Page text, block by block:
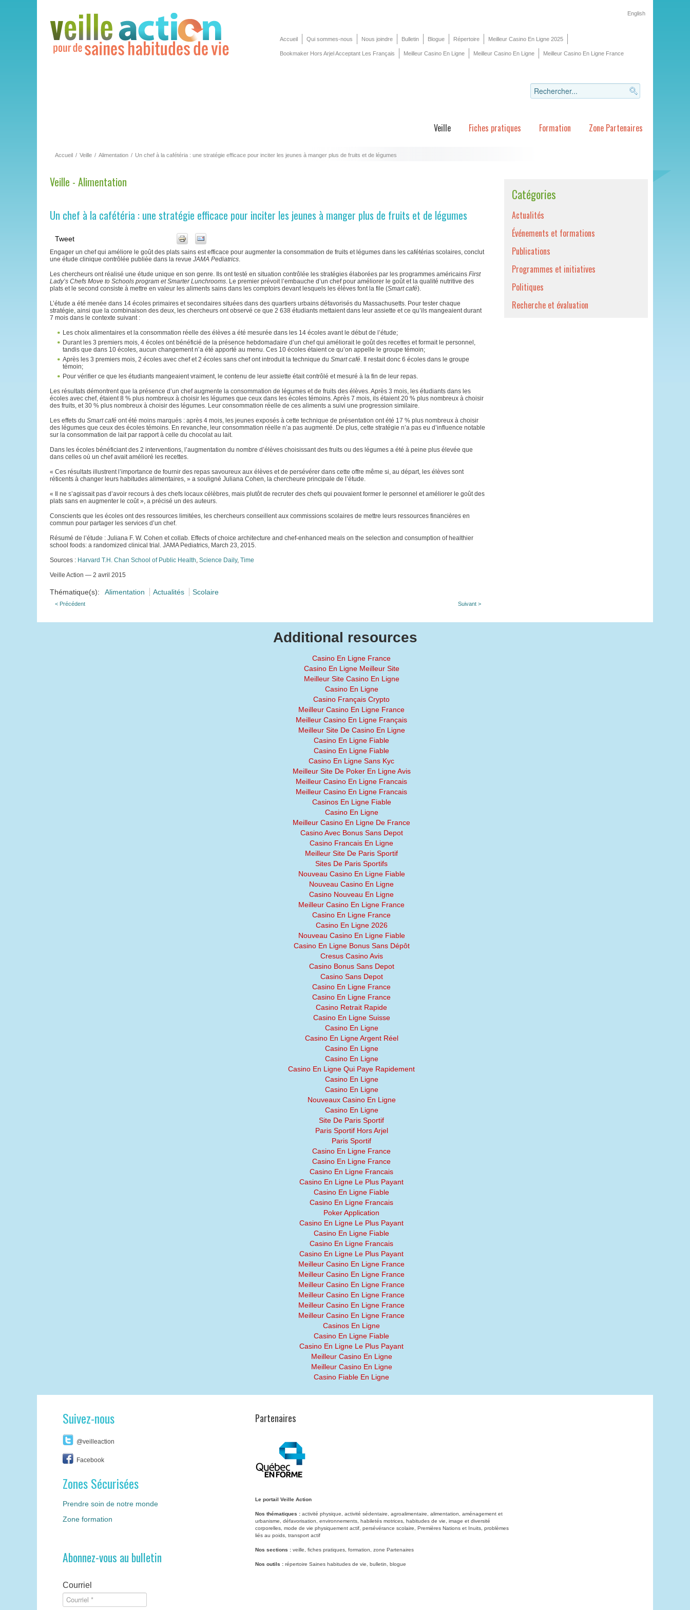
English
Accueil Qui sommes-nous Nous joindre Bulletin Blogue Répertoire Meilleur Casino En Ligne 2025
Bookmaker Hors Arjel Acceptant Les Français Meilleur Casino En Ligne Meilleur Casino En Ligne Meilleur Casino En Ligne France
Veille Fiches pratiques Formation Zone Partenaires
Accueil / Veille / Alimentation / Un chef à la cafétéria : une stratégie efficace pour inciter les jeunes à manger plus de fruits et de légumes
Veille - Alimentation
Un chef à la cafétéria : une stratégie efficace pour inciter les jeunes à manger plus de fruits et de légumes
Tweet
Engager un chef qui améliore le goût des plats sains est efficace pour augmenter la consommation de fruits et légumes dans les cafétérias scolaires, conclut
une étude clinique contrôlée publiée dans la revue JAMA Pediatrics.
Les chercheurs ont réalisé une étude unique en son genre. Ils ont testé en situation contrôlée les stratégies élaborées par les programmes américains First
Lady’s Chefs Move to Schools program et Smarter Lunchrooms. Le premier prévoit l’embauche d’un chef pour améliorer le goût et la qualité nutritive des
plats et le second consiste à mettre en valeur les aliments sains dans les comptoirs devant lesquels les élèves font la file (Smart café).
L’étude a été menée dans 14 écoles primaires et secondaires situées dans des quartiers urbains défavorisés du Massachusetts. Pour tester chaque
stratégie, ainsi que la combinaison des deux, les chercheurs ont observé ce que 2 638 étudiants mettaient dans leur assiette et ce qu’ils mangeaient durant
7 mois dans le contexte suivant :
Les choix alimentaires et la consommation réelle des élèves a été mesurée dans les 14 écoles avant le début de l’étude;
Durant les 3 premiers mois, 4 écoles ont bénéficié de la présence hebdomadaire d’un chef qui améliorait le goût des recettes et formait le personnel,
tandis que dans 10 écoles, aucun changement n’a été apporté au menu. Ces 10 écoles étaient ce qu’on appelle le groupe témoin;
Après les 3 premiers mois, 2 écoles avec chef et 2 écoles sans chef ont introduit la technique du Smart café. Il restait donc 6 écoles dans le groupe
témoin;
Pour vérifier ce que les étudiants mangeaient vraiment, le contenu de leur assiette était contrôlé et mesuré à la fin de leur repas.
Les résultats démontrent que la présence d’un chef augmente la consommation de légumes et de fruits des élèves. Après 3 mois, les étudiants dans les
écoles avec chef, étaient 8 % plus nombreux à choisir les légumes que ceux dans les écoles témoins. Après 7 mois, ils étaient 20 % plus nombreux à choisir
des fruits, et 30 % plus nombreux à choisir des légumes. Leur consommation réelle de ces aliments a suivi une progression similaire.
Les effets du Smart café ont été moins marqués : après 4 mois, les jeunes exposés à cette technique de présentation ont été 17 % plus nombreux à choisir
des légumes que ceux des écoles témoins. En revanche, leur consommation réelle n’a pas augmenté. De plus, cette stratégie n’a pas eu d’influence notable
sur la consommation de lait par rapport à celle du chocolat au lait.
Dans les écoles bénéficiant des 2 interventions, l’augmentation du nombre d’élèves choisissant des fruits ou des légumes a été à peine plus élevée que
dans celles où un chef avait amélioré les recettes.
« Ces résultats illustrent l’importance de fournir des repas savoureux aux élèves et de persévérer dans cette offre même si, au départ, les élèves sont
réticents à changer leurs habitudes alimentaires, » a souligné Juliana Cohen, la chercheure principale de l’étude.
« Il ne s’agissait pas d’avoir recours à des chefs locaux célèbres, mais plutôt de recruter des chefs qui pouvaient former le personnel et améliorer le goût des
plats sans en augmenter le coût », a précisé un des auteurs.
Conscients que les écoles ont des ressources limitées, les chercheurs conseillent aux commissions scolaires de mettre leurs ressources financières en
commun pour partager les services d’un chef.
Résumé de l’étude : Juliana F. W. Cohen et collab. Effects of choice architecture and chef-enhanced meals on the selection and consumption of healthier
school foods: a randomized clinical trial. JAMA Pediatrics, March 23, 2015.
Sources : Harvard T.H. Chan School of Public Health, Science Daily, Time
Veille Action — 2 avril 2015
Thématique(s): Alimentation Actualités Scolaire
< Précédent Suivant >
Catégories
Actualités
Événements et formations
Publications
Programmes et initiatives
Politiques
Recherche et évaluation
Additional resources
Casino En Ligne France
Casino En Ligne Meilleur Site
Meilleur Site Casino En Ligne
Casino En Ligne
Casino Français Crypto
Meilleur Casino En Ligne France
Meilleur Casino En Ligne Français
Meilleur Site De Casino En Ligne
Casino En Ligne Fiable
Casino En Ligne Fiable
Casino En Ligne Sans Kyc
Meilleur Site De Poker En Ligne Avis
Meilleur Casino En Ligne Francais
Meilleur Casino En Ligne Francais
Casinos En Ligne Fiable
Casino En Ligne
Meilleur Casino En Ligne De France
Casino Avec Bonus Sans Depot
Casino Francais En Ligne
Meilleur Site De Paris Sportif
Sites De Paris Sportifs
Nouveau Casino En Ligne Fiable
Nouveau Casino En Ligne
Casino Nouveau En Ligne
Meilleur Casino En Ligne France
Casino En Ligne France
Casino En Ligne 2026
Nouveau Casino En Ligne Fiable
Casino En Ligne Bonus Sans Dépôt
Cresus Casino Avis
Casino Bonus Sans Depot
Casino Sans Depot
Casino En Ligne France
Casino En Ligne France
Casino Retrait Rapide
Casino En Ligne Suisse
Casino En Ligne
Casino En Ligne Argent Réel
Casino En Ligne
Casino En Ligne
Casino En Ligne Qui Paye Rapidement
Casino En Ligne
Casino En Ligne
Nouveaux Casino En Ligne
Casino En Ligne
Site De Paris Sportif
Paris Sportif Hors Arjel
Paris Sportif
Casino En Ligne France
Casino En Ligne France
Casino En Ligne Francais
Casino En Ligne Le Plus Payant
Casino En Ligne Fiable
Casino En Ligne Francais
Poker Application
Casino En Ligne Le Plus Payant
Casino En Ligne Fiable
Casino En Ligne Francais
Casino En Ligne Le Plus Payant
Meilleur Casino En Ligne France
Meilleur Casino En Ligne France
Meilleur Casino En Ligne France
Meilleur Casino En Ligne France
Meilleur Casino En Ligne France
Meilleur Casino En Ligne France
Casinos En Ligne
Casino En Ligne Fiable
Casino En Ligne Le Plus Payant
Meilleur Casino En Ligne
Meilleur Casino En Ligne
Casino Fiable En Ligne
Suivez-nous
@veilleaction
Facebook
Zones Sécurisées
Prendre soin de notre monde
Zone formation
Abonnez-vous au bulletin
Courriel
Partenaires
Le portail Veille Action
Nos thématiques : activité physique, activité sédentaire, agroalimentaire, alimentation, aménagement et
urbanisme, défavorisation, environnements, habiletés motrices, habitudes de vie, image et diversité
corporelles, mode de vie physiquement actif, persévérance scolaire, Premières Nations et Inuits, problèmes
liés au poids, transport actif
Nos sections : veille, fiches pratiques, formation, zone Partenaires
Nos outils : répertoire Saines habitudes de vie, bulletin, blogue